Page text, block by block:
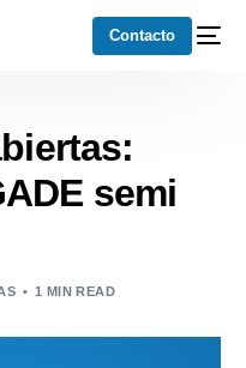
Contacto
semi
1 MIN READ